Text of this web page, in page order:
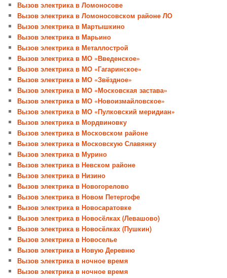
Вызов электрика в Ломоносове
Вызов электрика в Ломоносовском районе ЛО
Вызов электрика в Мартышкино
Вызов электрика в Марьино
Вызов электрика в Металлострой
Вызов электрика в МО «Введенское»
Вызов электрика в МО «Гагаринское»
Вызов электрика в МО «Звёздное»
Вызов электрика в МО «Московская застава»
Вызов электрика в МО «Новоизмайловское»
Вызов электрика в МО «Пулковский меридиан»
Вызов электрика в Мордвиновку
Вызов электрика в Московском районе
Вызов электрика в Московскую Славянку
Вызов электрика в Мурино
Вызов электрика в Невском районе
Вызов электрика в Низино
Вызов электрика в Новогорелово
Вызов электрика в Новом Петергофе
Вызов электрика в Новосаратовке
Вызов электрика в Новосёлках (Левашово)
Вызов электрика в Новосёлках (Пушкин)
Вызов электрика в Новоселье
Вызов электрика в Новую Деревню
Вызов электрика в ночное время
Вызов электрика в ночное время